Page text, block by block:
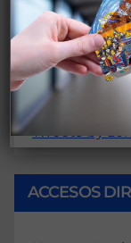
Lo siento,
un comentario.
Tweets by
ACCESOS